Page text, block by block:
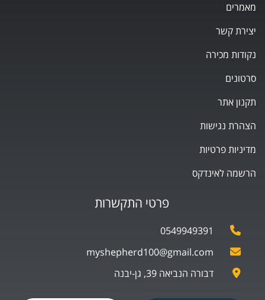
פרטי התקשרות
0549949391
myshepherd100@gmail.com
דבורה הנביאה 39, גן-יבנה
מאמרים
יצירת קשר
נקודות מכירה
סרטונים
תקנון אתר
הצהרת נגישות
מדיניות פרטיות
הרשמה לאינדקס